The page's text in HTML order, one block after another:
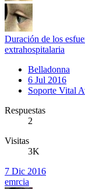
Duración de los
extrahospitalaria
Belladonna
6 Jul 2016
Soporte Vital
Respuestas
2
Visitas
3K
7 Dic 2016
emrcia